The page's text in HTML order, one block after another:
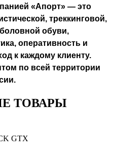
«Апорт» — это
треккинговой,
обуви,
оперативность и
к каждому клиенту.
по всей территории
ТОВАРЫ